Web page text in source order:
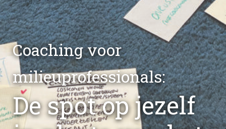
Coaching voor
milieuprofessionals:
De spot op jezelf